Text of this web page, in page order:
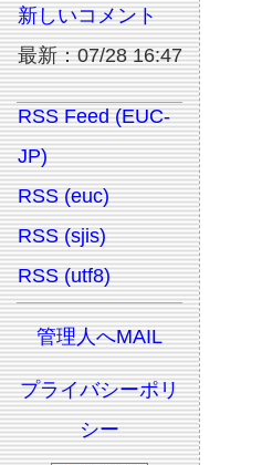
新しいコメント
最新：07/28 16:47
RSS Feed (EUC-
JP)
RSS (euc)
RSS (sjis)
RSS (utf8)
管理人へMAIL
プライバシーポリ
シー